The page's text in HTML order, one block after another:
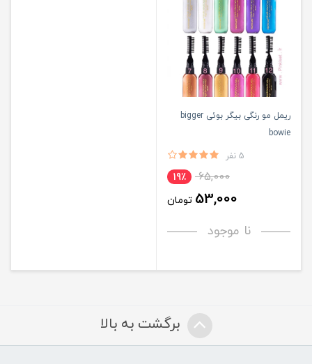
ریمل مو رنگی بیگر بوئی bigger
bowie
5 نفر
65,000 19٪
53,000 تومان
نا موجود
برگشت به بالا